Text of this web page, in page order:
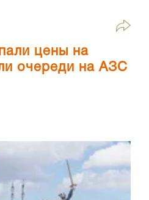
цены на
очереди на АЗС